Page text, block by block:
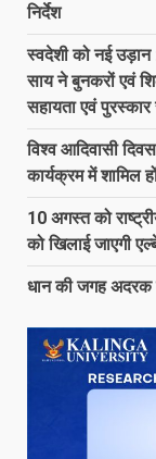
निर्देश
स्वदेशी को नई उड़ान
साय ने बुनकरों एवं
सहायता एवं पुरस्कार
विश्व आदिवासी
कार्यक्रम में शामिल
10 अगस्त को
को खिलाई जाएगी
धान की जगह अदरक